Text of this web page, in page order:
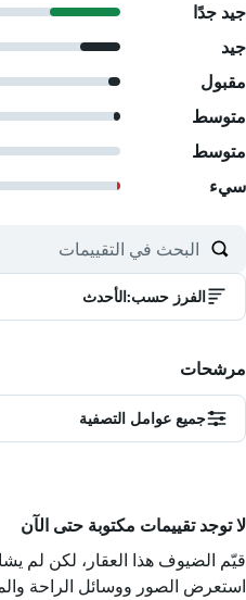
جيد جدًا
جيد
مقبول
متوسط
متوسط
سيء
الفرز حسب:الأحدث
مرشحات
جميع عوامل التصفية
لا توجد تقييمات مكتوبة حتى الآن
قيّم الضيوف هذا العقار، لكن لم
استعرض الصور ووسائل الراحة